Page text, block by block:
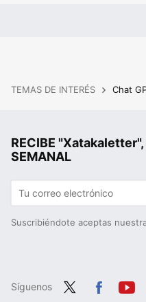
TEMAS DE INTERÉS Chat
RECIBE "Xatakaletter",
SEMANAL
Suscribiéndote aceptas
Síguenos